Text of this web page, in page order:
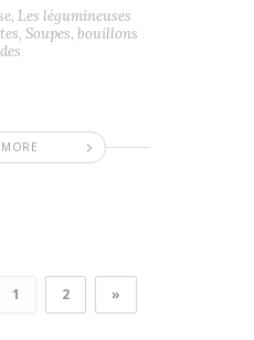
, Les légumineuses
, Soupes, bouillons
1 2 »